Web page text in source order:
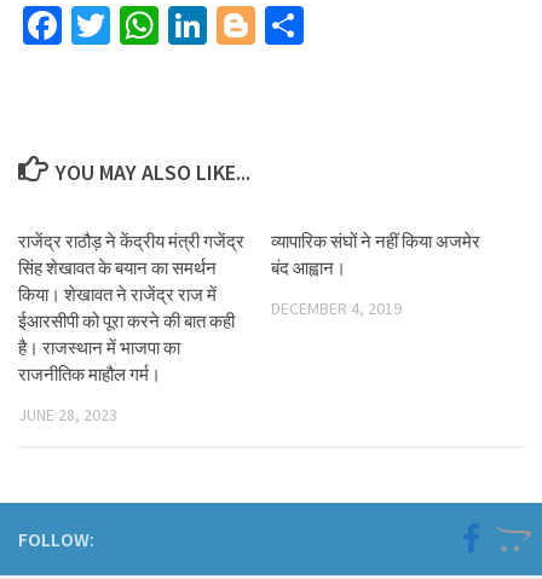
Facebook
TwitterWhatsApp
LinkedIn
Blogger
YOU MAY ALSO LIKE...
राजेंद्र राठौड़ ने केंद्रीय मंत्री गजेंद्र
सिंह शेखावत के बयान का समर्थन
किया। शेखावत ने राजेंद्र राज में
ईआरसीपी को पूरा करने की बात कही
है। राजस्थान में भाजपा का
राजनीतिक माहौल गर्म।
JUNE 28, 2023
व्यापारिक संघों ने नहीं किया अजमेर
बंद आह्वान।
DECEMBER 4, 2019
FOLLOW: